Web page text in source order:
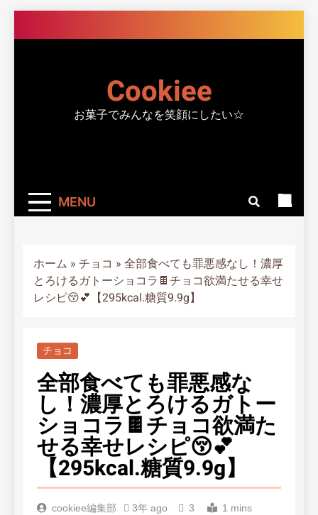
to
Cookiee
お菓子でみんなを笑顔にしたい☆
MENU
ホーム » チョコ » 全部食べても罪悪感なし！濃厚
とろけるガトーショコラ🍫チョコ欲満たせる幸せ
レシピ😚💕【295kcal.糖質9.9g】
チョコ
全部食べても罪悪感な
し！濃厚とろけるガトー
ショコラ🍫チョコ欲満た
せる幸せレシピ😚💕
【295kcal.糖質9.9g】
cookiee編集部 3年 ago 3 1 mins